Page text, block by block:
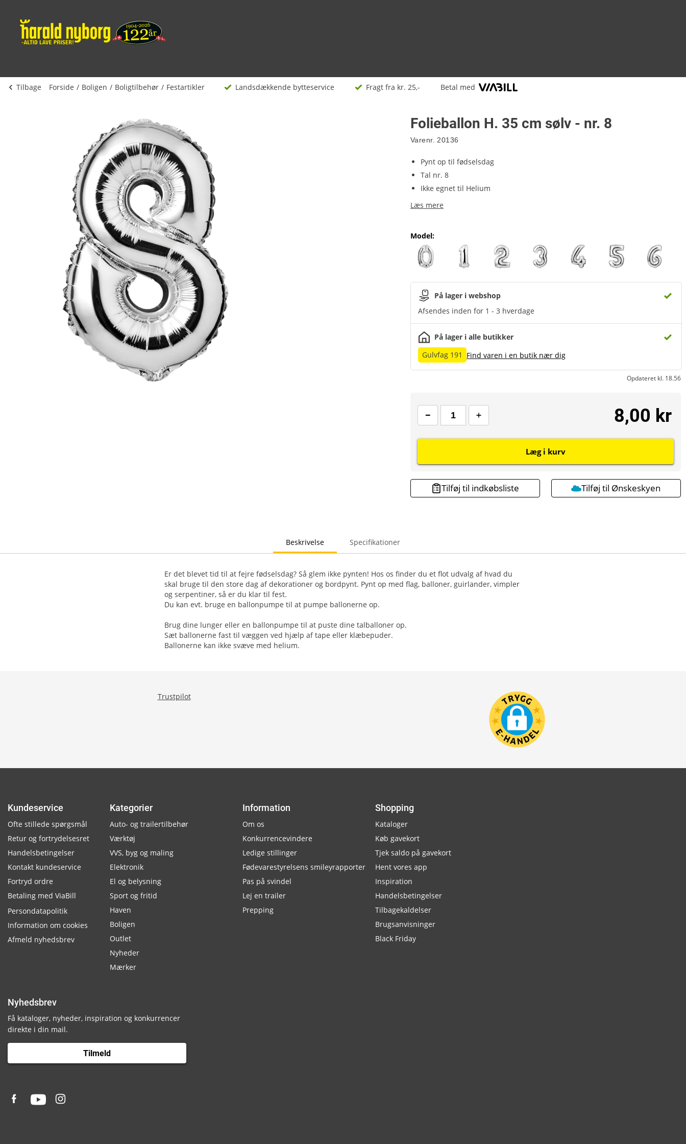
Tilbage Forside Boligen Boligtilbehør Festartikler Landsdækkende bytteservice Fragt fra kr. 25,- Betal med
Folieballon H. 35 cm sølv - nr. 8
Varenr. 20136
Pynt op til fødselsdag
Tal nr. 8
Ikke egnet til Helium
Læs mere
Model:
På lager i webshop
Afsendes inden for 1 - 3 hverdage
På lager i alle butikker
Gulvfag 191
Find varen i en butik nær dig
Opdateret kl. 18.56
8,00 kr
Læg i kurv
Tilføj til indkøbsliste Tilføj til Ønskeskyen
Beskrivelse Specifikationer
Er det blevet tid til at fejre fødselsdag? Så glem ikke pynten! Hos os finder du et flot udvalg af hvad du
skal bruge til den store dag af dekorationer og bordpynt. Pynt op med flag, balloner, guirlander, vimpler
og serpentiner, så er du klar til fest.
Du kan evt. bruge en ballonpumpe til at pumpe ballonerne op.
Brug dine lunger eller en ballonpumpe til at puste dine talballoner op.
Sæt ballonerne fast til væggen ved hjælp af tape eller klæbepuder.
Ballonerne kan ikke svæve med helium.
Trustpilot
Kundeservice
Ofte stillede spørgsmål
Retur og fortrydelsesret
Handelsbetingelser
Kontakt kundeservice
Fortryd ordre
Betaling med ViaBill
Persondatapolitik
Information om cookies
Afmeld nyhedsbrev
Kategorier
Auto- og trailertilbehør
Værktøj
VVS, byg og maling
Elektronik
El og belysning
Sport og fritid
Haven
Boligen
Outlet
Nyheder
Mærker
Information
Om os
Konkurrencevindere
Ledige stillinger
Fødevarestyrelsens smileyrapporter
Pas på svindel
Lej en trailer
Prepping
Shopping
Kataloger
Køb gavekort
Tjek saldo på gavekort
Hent vores app
Inspiration
Handelsbetingelser
Tilbagekaldelser
Brugsanvisninger
Black Friday
Nyhedsbrev
Få kataloger, nyheder, inspiration og konkurrencer
direkte i din mail.
Tilmeld